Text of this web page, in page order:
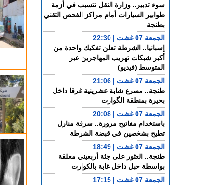
سوء تدبير.. وزارة النقل تتسبب في أزمة
طوابير السيارات أمام مراكز الفحص التقني
بطنجة
الجمعة 07 غشت | 22:30
إسبانيا.. الشرطة تعلن تفكيك واحدة من
أكبر شبكات تهريب المهاجرين عبر
المتوسط (فيديو)
الجمعة 07 غشت | 21:06
طنجة.. مصرع شابة عشرينية غرقا داخل
بحيرة بمنطقة الگوارت
الجمعة 07 غشت | 20:08
باستخدام مفاتيح مزورة.. سرقة منازل
تطيح بشخصين في قبضة الشرطة
الجمعة 07 غشت | 18:49
طنجة.. العثور على جثة أربعيني معلقة
بواسطة حبل داخل غابة بالكوارت
الجمعة 07 غشت | 17:15